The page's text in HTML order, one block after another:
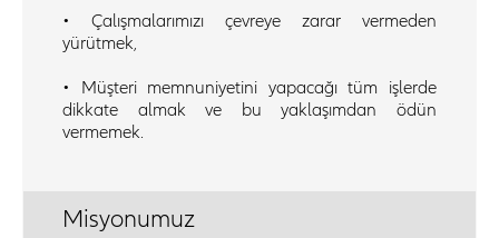
• Çalışmalarımızı çevreye zarar vermeden
yürütmek,
• Müşteri memnuniyetini yapacağı tüm işlerde
dikkate almak ve bu yaklaşımdan ödün
vermemek.
Misyonumuz